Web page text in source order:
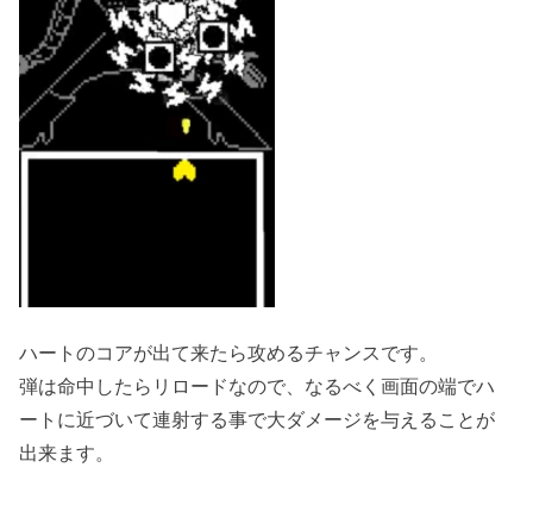
ハートのコアが出て来たら攻めるチャンスです。
弾は命中したらリロードなので、なるべく画面の端でハ
ートに近づいて連射する事で大ダメージを与えることが
出来ます。